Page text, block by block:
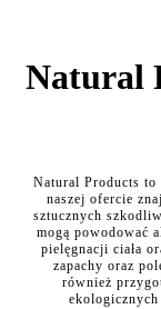
Natural
Natural Products
naszej ofercie
sztucznych
mogą powodować
pielęgnacji ciała
zapachy oraz
również